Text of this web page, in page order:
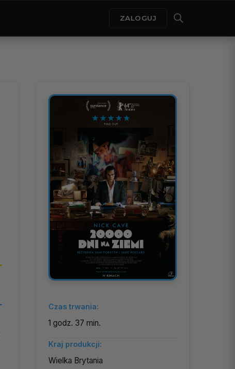
ZALOGUJ
Czas trwania:
1 godz. 37 min.
Kraj produkcji:
Wielka Brytania